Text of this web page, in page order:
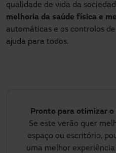
qualidade de vida da
melhoria da saúde física e
automáticas e os controlos
ajuda para todos.
Pronto para otimizar o
Se este verão quer
espaço ou escritório,
uma melhor